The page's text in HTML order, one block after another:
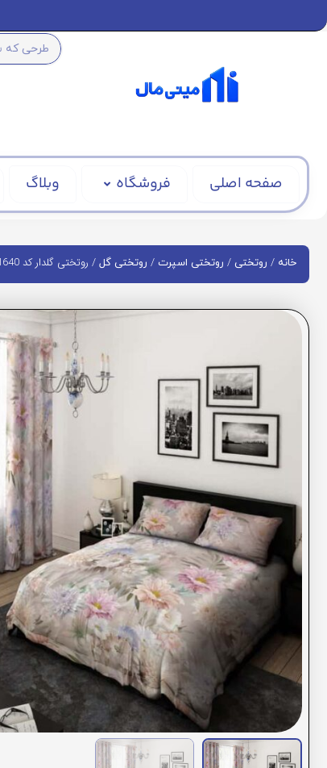
صفحه اصلی فروشگاه وبلاگ
خانه / روتختی / روتختی اسپرت / روتختی گل / روتختی گلدار کد BD1640